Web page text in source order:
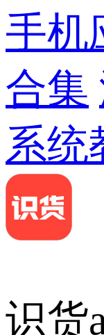
手机
合集
系统
识货